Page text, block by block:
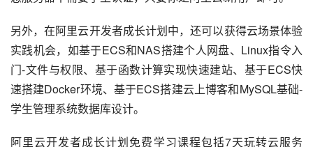
另外，在阿里云开发者成长计划中，还可以获得云场景体验
实践机会，如基于ECS和NAS搭建个人网盘、Linux指令入
门-文件与权限、基于函数计算实现快速建站、基于ECS快
速搭建Docker环境、基于ECS搭建云上博客和MySQL基础-
学生管理系统数据库设计。
阿里云开发者成长计划免费学习课程包括7天玩转云服务